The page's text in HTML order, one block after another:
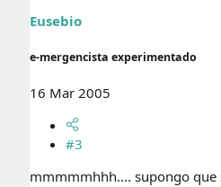
Eusebio
e-mergencista experimentado
16 Mar 2005
#3
mmmmmhhh.... supongo que